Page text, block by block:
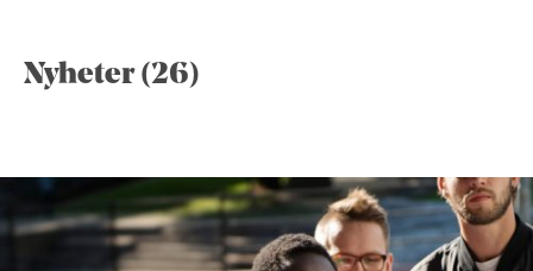
Nyheter (26)